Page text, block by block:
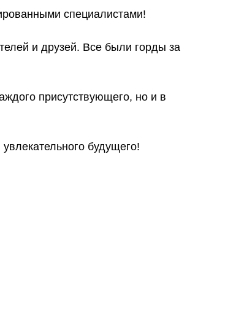
специалистами!
и друзей. Все были горды за
присутствующего, но и в
будущего!